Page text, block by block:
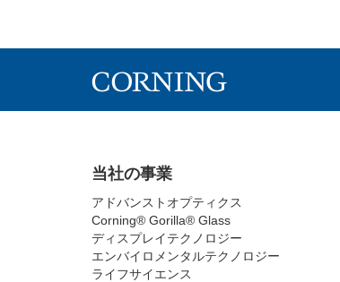
当社の事業
アドバンストオプティクス
Corning® Gorilla® Glass
ディスプレイテクノロジー
エンバイロメンタルテクノロジー
ライフサイエンス